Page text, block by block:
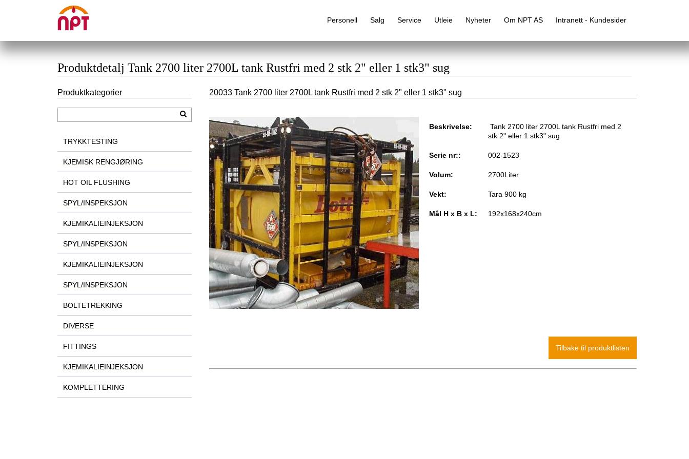
Personell Salg Service Utleie
Alfabetisk produktregister
Nyheter Om NPT AS Intranett - Kundesider
Produktdetalj Tank 2700 liter 2700L tank Rustfri med 2 stk 2" eller 1 stk3" sug
20033 Tank 2700 liter 2700L tank Rustfri med 2 stk 2" eller 1 stk3" sug
Beskrivelse:
Tank 2700 liter 2700L tank Rustfri med 2
stk 2" eller 1 stk3" sug
Serie nr:: 002-1523
Volum: 2700Liter
Vekt: Tara 900 kg
Mål H x B x L: 192x168x240cm
Produktkategorier
TRYKKTESTING
KJEMISK RENGJØRING
HOT OIL FLUSHING
SPYL/INSPEKSJON
KJEMIKALIEINJEKSJON
SPYL/INSPEKSJON
KJEMIKALIEINJEKSJON
SPYL/INSPEKSJON
BOLTETREKKING
DIVERSE
FITTINGS
KJEMIKALIEINJEKSJON
KOMPLETTERING